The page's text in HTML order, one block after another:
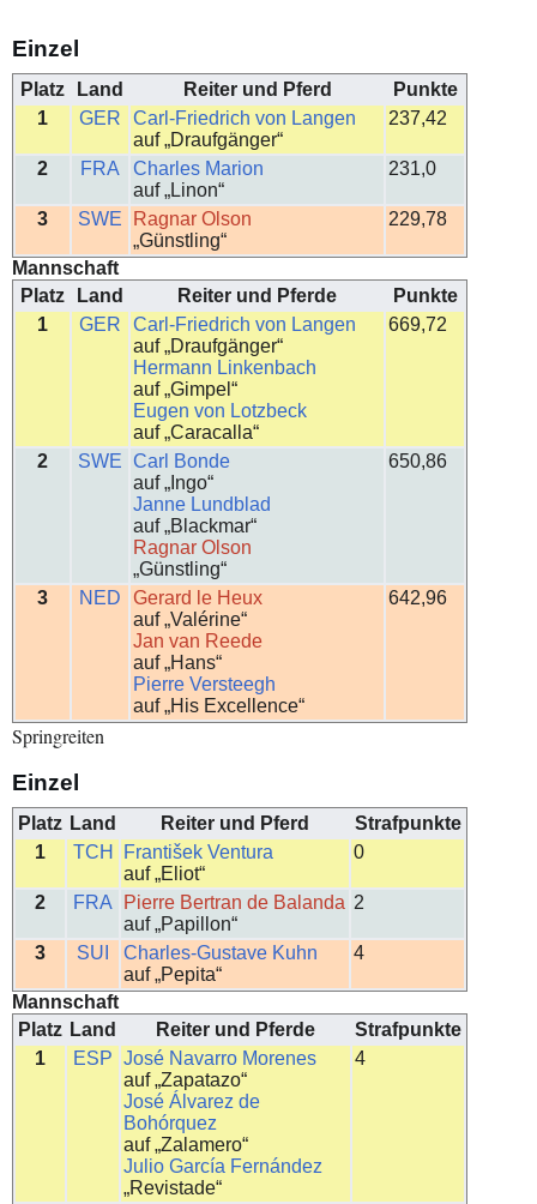
Einzel
Platz Land Reiter und Pferd
Punkte
1
GER
Carl-Friedrich von Langen
auf „Draufgänger“
237,42
2 FRA
Charles Marion
auf „Linon“
231,0
3 SWE
Ragnar Olson
„Günstling“
229,78
Mannschaft
Platz
Land Reiter und Pferde
Punkte
1
GER
Carl-Friedrich von Langen
auf „Draufgänger“
Hermann Linkenbach
auf „Gimpel“
Eugen von Lotzbeck
auf „Caracalla“
669,72
2 SWE Carl Bonde
auf „Ingo“
Janne Lundblad
auf „Blackmar“
Ragnar Olson
„Günstling“
650,86
3 NED
Gerard le Heux
auf „Valérine“
Jan van Reede
auf „Hans“
Pierre Versteegh
auf „His Excellence“
642,96
Springreiten
Einzel
Platz Land Reiter und Pferd
Strafpunkte
1
TCH
František Ventura
auf „Eliot“
0
2 FRA
Pierre Bertran de Balanda
auf „Papillon“
2
3 SUI
Charles-Gustave Kuhn
auf „Pepita“
4
Mannschaft
Platz Land Reiter und Pferde
Strafpunkte
1
ESP José Navarro Morenes
auf „Zapatazo“
José Álvarez de
Bohórquez
auf „Zalamero“
Julio García Fernández
„Revistade“
4